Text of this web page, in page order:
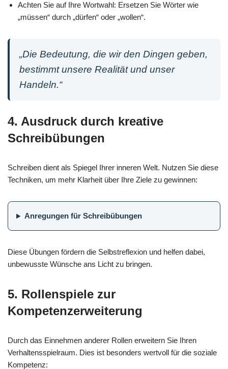
Achten Sie auf Ihre Wortwahl: Ersetzen Sie Wörter wie
„müssen“ durch „dürfen“ oder „wollen“.
„Die Bedeutung, die wir den Dingen geben,
bestimmt unsere Realität und unser
Handeln.“
4. Ausdruck durch kreative
Schreibübungen
Schreiben dient als Spiegel Ihrer inneren Welt. Nutzen Sie diese
Techniken, um mehr Klarheit über Ihre Ziele zu gewinnen:
Anregungen für Schreibübungen
Diese Übungen fördern die Selbstreflexion und helfen dabei,
unbewusste Wünsche ans Licht zu bringen.
5. Rollenspiele zur
Kompetenzerweiterung
Durch das Einnehmen anderer Rollen erweitern Sie Ihren
Verhaltensspielraum. Dies ist besonders wertvoll für die soziale
Kompetenz: